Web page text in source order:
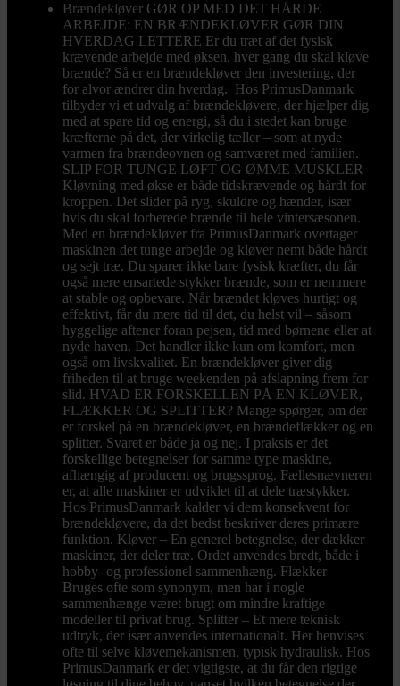
Brændekløver GØR OP MED DET HÅRDE
ARBEJDE: EN BRÆNDEKLØVER GØR DIN
HVERDAG LETTERE Er du træt af det fysisk
krævende arbejde med øksen, hver gang du skal kløve
brænde? Så er en brændekløver den investering, der
for alvor ændrer din hverdag. Hos PrimusDanmark
tilbyder vi et udvalg af brændekløvere, der hjælper dig
med at spare tid og energi, så du i stedet kan bruge
kræfterne på det, der virkelig tæller – som at nyde
varmen fra brændeovnen og samværet med familien.
SLIP FOR TUNGE LØFT OG ØMME MUSKLER
Kløvning med økse er både tidskrævende og hårdt for
kroppen. Det slider på ryg, skuldre og hænder, især
hvis du skal forberede brænde til hele vintersæsonen.
Med en brændekløver fra PrimusDanmark overtager
maskinen det tunge arbejde og kløver nemt både hårdt
og sejt træ. Du sparer ikke bare fysisk kræfter, du får
også mere ensartede stykker brænde, som er nemmere
at stable og opbevare. Når brændet kløves hurtigt og
effektivt, får du mere tid til det, du helst vil – såsom
hyggelige aftener foran pejsen, tid med børnene eller at
nyde haven. Det handler ikke kun om komfort, men
også om livskvalitet. En brændekløver giver dig
friheden til at bruge weekenden på afslapning frem for
slid. HVAD ER FORSKELLEN PÅ EN KLØVER,
FLÆKKER OG SPLITTER? Mange spørger, om der
er forskel på en brændekløver, en brændeflækker og en
splitter. Svaret er både ja og nej. I praksis er det
forskellige betegnelser for samme type maskine,
afhængig af producent og brugssprog. Fællesnævneren
er, at alle maskiner er udviklet til at dele træstykker.
Hos PrimusDanmark kalder vi dem konsekvent for
brændekløvere, da det bedst beskriver deres primære
funktion. Kløver – En generel betegnelse, der dækker
maskiner, der deler træ. Ordet anvendes bredt, både i
hobby- og professionel sammenhæng. Flækker –
Bruges ofte som synonym, men har i nogle
sammenhænge været brugt om mindre kraftige
modeller til privat brug. Splitter – Et mere teknisk
udtryk, der især anvendes internationalt. Her henvises
ofte til selve kløvemekanismen, typisk hydraulisk. Hos
PrimusDanmark er det vigtigste, at du får den rigtige